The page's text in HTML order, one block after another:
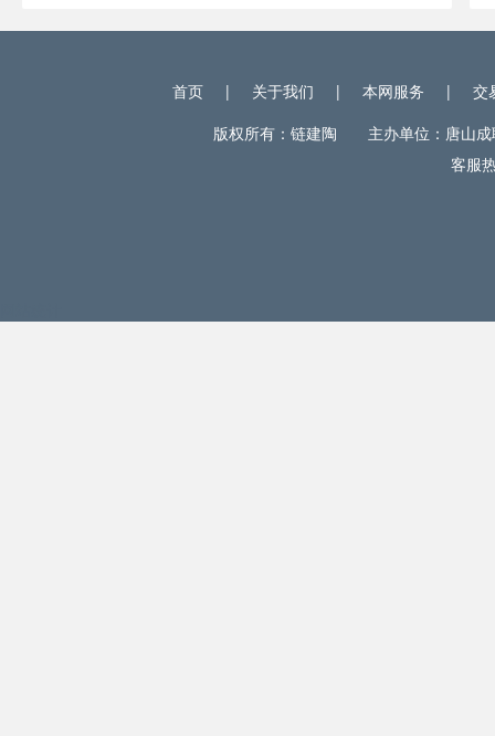
首页 | 关于我们 | 本网服务 |
交
版权所有：链建陶 主办单位：唐山
客服